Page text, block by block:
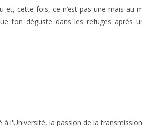
et, cette fois, ce n’est pas une mais au
l’on déguste dans les refuges après
l'Université, la passion de la